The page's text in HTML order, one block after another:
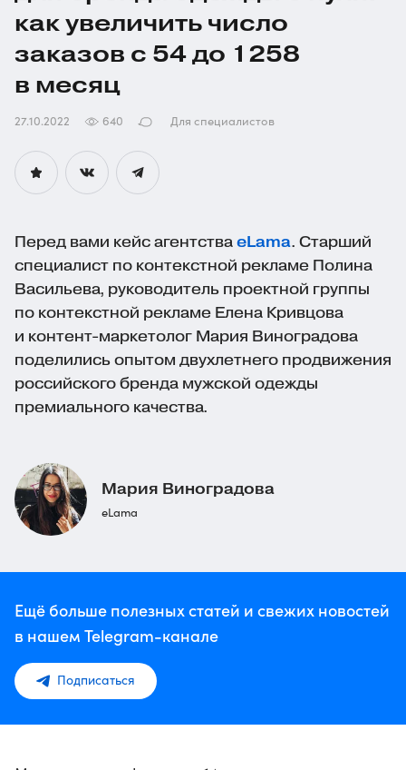
как увеличить число
заказов с 54 до 1258
в месяц
27.10.2022 640 Для специалистов
Перед вами кейс агентства eLama. Старший
специалист по контекстной рекламе Полина
Васильева, руководитель проектной группы
по контекстной рекламе Елена Кривцова
и контент-маркетолог Мария Виноградова
поделились опытом двухлетнего продвижения
российского бренда мужской одежды
премиального качества.
Мария Виноградова
eLama
Ещё больше полезных статей и свежих новостей
в нашем Telegram-канале
Подписаться